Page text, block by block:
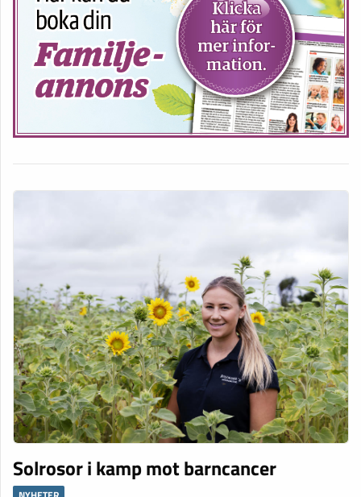
Solrosor i kamp mot barncancer